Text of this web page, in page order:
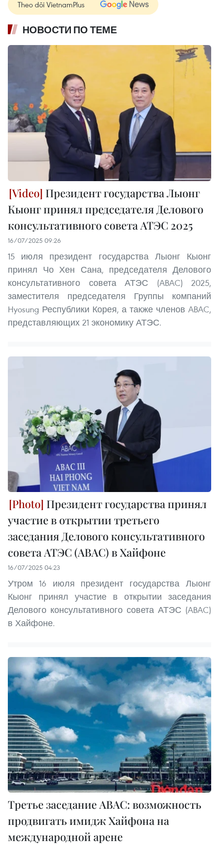
Theo dõi VietnamPlus
НОВОСТИ ПО ТЕМЕ
Президент государства Лыонг
Кыонг принял председателя Делового
консультативного совета АТЭС 2025
16/07/2025 09:26
15 июля президент государства Лыонг Кыонг
принял Чо Хен Сана, председателя Делового
консультативного совета АТЭС (ABAC) 2025,
заместителя председателя Группы компаний
Hyosung Республики Корея, а также членов ABAC,
представляющих 21 экономику АТЭС.
Президент государства принял
участие в открытии третьего
заседания Делового консультативного
совета АТЭС (ABAC) в Хайфоне
16/07/2025 04:23
Утром 16 июля президент государства Лыонг
Кыонг принял участие в открытии заседания
Делового консультативного совета АТЭС (ABAC)
в Хайфоне.
Третье заседание ABAC: возможность
продвигать имидж Хайфона на
международной арене